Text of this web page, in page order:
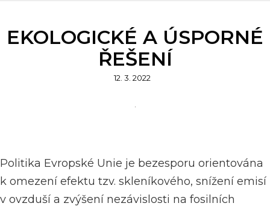
EKOLOGICKÉ A ÚSPORNÉ
ŘEŠENÍ
Posted
12. 3. 2022
Politika Evropské Unie je bezesporu orientována
k omezení efektu tzv. skleníkového, snížení emisí
v ovzduší a zvýšení nezávislosti na fosilních